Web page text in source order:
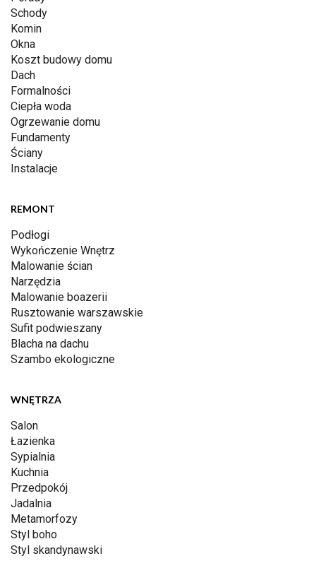
Schody
Komin
Okna
Koszt budowy domu
Dach
Formalności
Ciepła woda
Ogrzewanie domu
Fundamenty
Ściany
Instalacje
REMONT
Podłogi
Wykończenie Wnętrz
Malowanie ścian
Narzędzia
Malowanie boazerii
Rusztowanie warszawskie
Sufit podwieszany
Blacha na dachu
Szambo ekologiczne
WNĘTRZA
Salon
Łazienka
Sypialnia
Kuchnia
Przedpokój
Jadalnia
Metamorfozy
Styl boho
Styl skandynawski